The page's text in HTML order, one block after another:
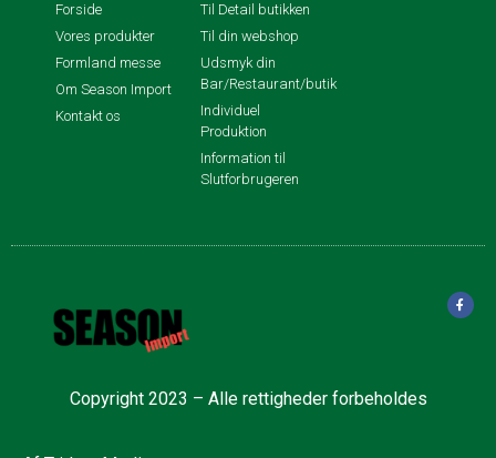
Forside
Vores produkter
Formland messe
Om Season Import
Kontakt os
Til Detail butikken
Til din webshop
Udsmyk din
Bar/Restaurant/butik
Individuel
Produktion
Information til
Slutforbrugeren
Copyright 2023 – Alle rettigheder forbeholdes